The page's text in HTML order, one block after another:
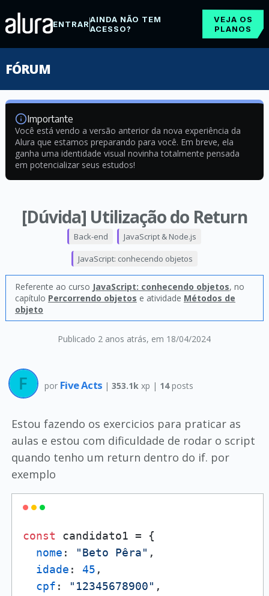
ENTRARAINDA NÃO TEM
ACESSO?
VEJA OS
PLANOS
FÓRUM
Importante
Você está vendo a versão anterior da nova experiência da
Alura que estamos preparando para você. Em breve, ela
ganha uma identidade visual novinha totalmente pensada
em potencializar seus estudos!
[Dúvida] Utilização do Return
Publicado 2 anos atrás, em 18/04/2024
Back-end JavaScript & Node.js
JavaScript: conhecendo objetos
Referente ao curso JavaScript: conhecendo objetos, no
capítulo Percorrendo objetos e atividade Métodos de
objeto
por Five Acts | 353.1k xp | 14posts
Estou fazendo os exercicios para praticar as
aulas e estou com dificuldade de rodar o script
quando tenho um return dentro do if. por
exemplo
const candidato1 = {
nome : "Beto Pêra" ,
idade : 45 ,
cpf : "12345678900" ,